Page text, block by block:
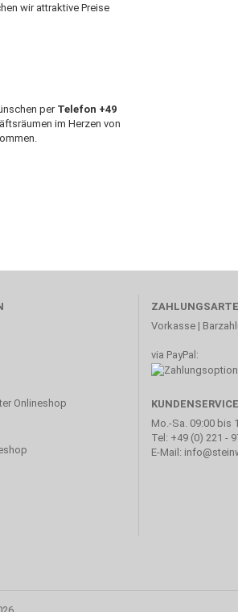
wir attraktive Preise
per Telefon +49
im Herzen von
Vorkasse |
via PayPal:
KUNDENSERVICE
Mo.-Sa. 09:00 bis
Tel: +49 (0) 221 -
E-Mail: